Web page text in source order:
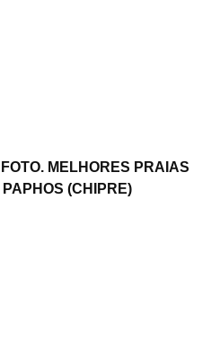
MELHORES PRAIAS
(CHIPRE)